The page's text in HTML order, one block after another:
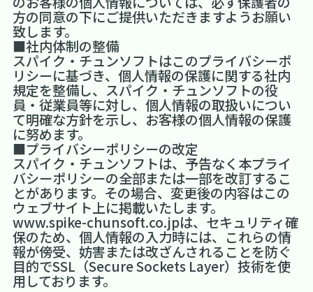
方の同意の下にご提供いただきますようお願い
致します。
■社内体制の整備
スパイク・チュンソフトはこのプライバシーポ
リシーに基づき、個人情報の保護に関する社内
規定を整備し、スパイク・チュンソフトの役
員・従業員等に対し、個人情報の取扱いについ
て明確な方針を示し、お客様の個人情報の保護
に努めます。
■プライバシーポリシーの改定
スパイク・チュンソフトは、予告なく本プライ
バシーポリシーの全部または一部を改訂するこ
とがあります。その場合、変更後の内容はこの
ウェブサイト上に掲載いたします。
www.spike-chunsoft.co.jpは、セキュリティ確
保のため、個人情報の入力時には、これらの情
報が傍受、妨害または改ざんされることを防ぐ
目的でSSL（Secure Sockets Layer）技術を使
用しております。